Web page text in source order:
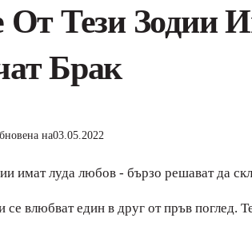
От Тези Зодии
Брак
на03.05.2022
се влюбват един в друг от пръв поглед.